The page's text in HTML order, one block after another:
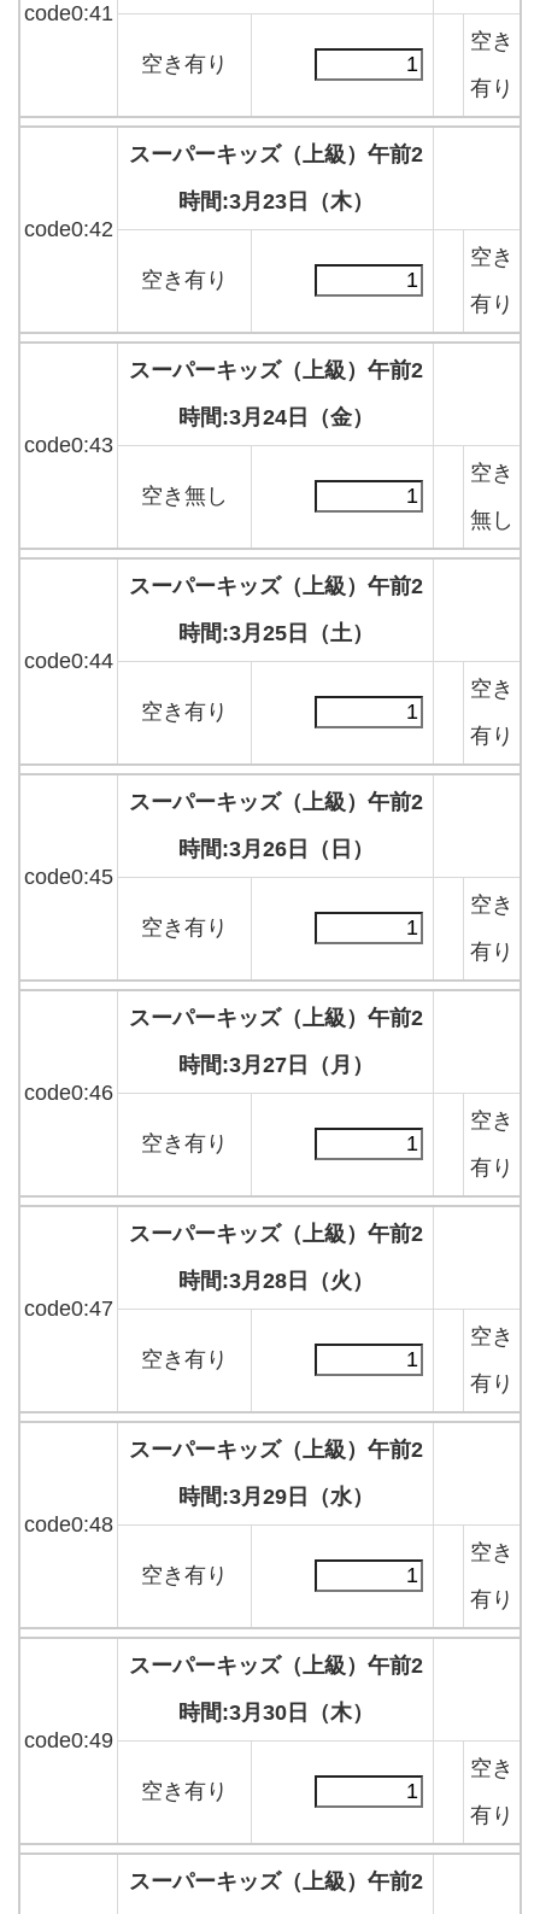
code0:41
空き有り
空き
有り
code0:42
スーパーキッズ（上級）午前2
時間:3月23日（木）
空き有り
空き
有り
code0:43
スーパーキッズ（上級）午前2
時間:3月24日（金）
空き無し
空き
無し
code0:44
スーパーキッズ（上級）午前2
時間:3月25日（土）
空き有り
空き
有り
code0:45
スーパーキッズ（上級）午前2
時間:3月26日（日）
空き有り
空き
有り
code0:46
スーパーキッズ（上級）午前2
時間:3月27日（月）
空き有り
空き
有り
code0:47
スーパーキッズ（上級）午前2
時間:3月28日（火）
空き有り
空き
有り
code0:48
スーパーキッズ（上級）午前2
時間:3月29日（水）
空き有り
空き
有り
code0:49
スーパーキッズ（上級）午前2
時間:3月30日（木）
空き有り
空き
有り
スーパーキッズ（上級）午前2